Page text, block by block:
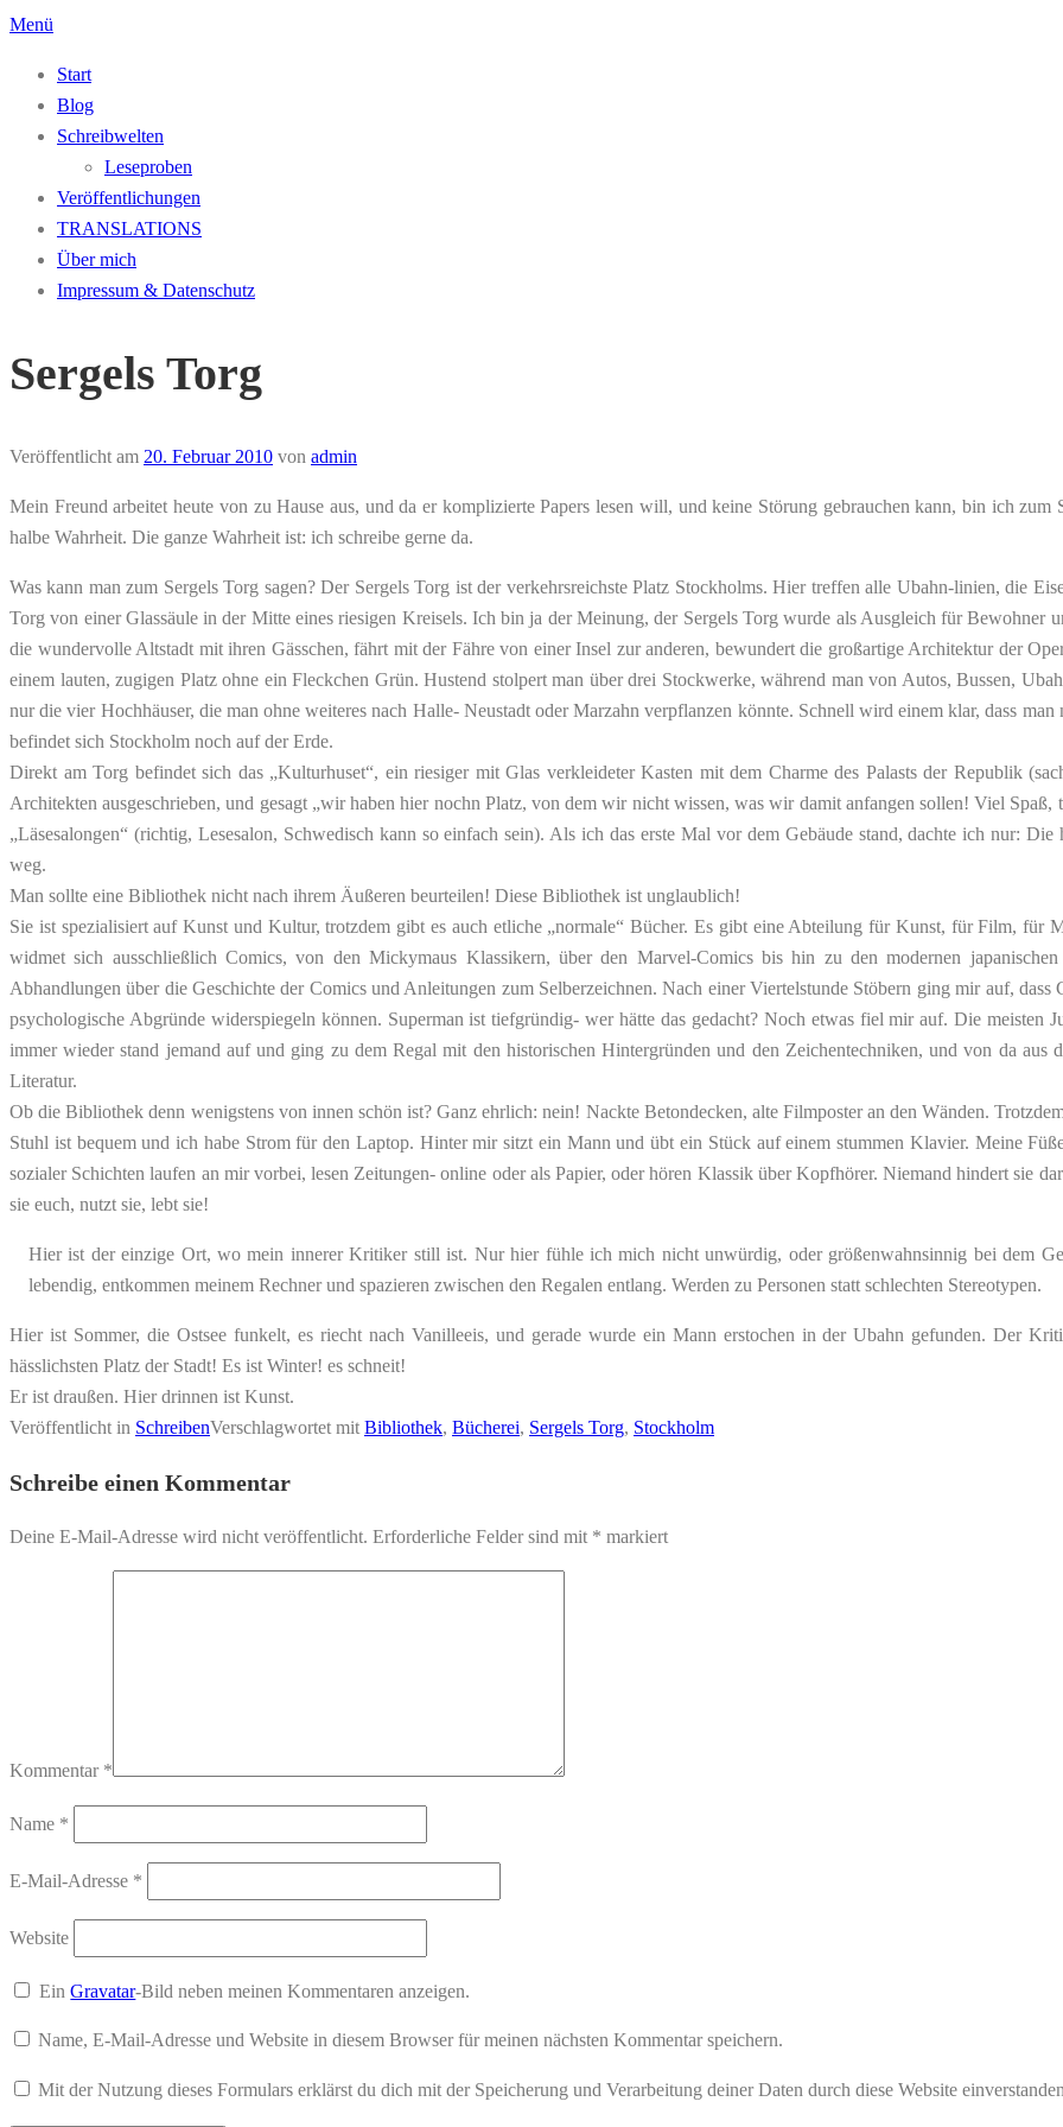
Zum
springen
Menü
Start
Blog
Schreibwelten
Leseproben
Veröffentlichungen
TRANSLATIONS
Über mich
Impressum & Datenschutz
Sergels Torg
Veröffentlicht am 20. Februar 2010 von admin
Mein Freund arbeitet heute von zu Hause aus, und da er komplizierte Papers lesen will, und keine Störung gebrauchen kann, bin ich
halbe Wahrheit. Die ganze Wahrheit ist: ich schreibe gerne da.
Was kann man zum Sergels Torg sagen? Der Sergels Torg ist der verkehrsreichste Platz Stockholms. Hier treffen alle Ubahn-linien, die
Torg von einer Glassäule in der Mitte eines riesigen Kreisels. Ich bin ja der Meinung, der Sergels Torg wurde als Ausgleich für Bewohner
die wundervolle Altstadt mit ihren Gässchen, fährt mit der Fähre von einer Insel zur anderen, bewundert die großartige Architektur der
einem lauten, zugigen Platz ohne ein Fleckchen Grün. Hustend stolpert man über drei Stockwerke, während man von Autos, Bussen,
nur die vier Hochhäuser, die man ohne weiteres nach Halle- Neustadt oder Marzahn verpflanzen könnte. Schnell wird einem klar, dass
befindet sich Stockholm noch auf der Erde.
Direkt am Torg befindet sich das „Kulturhuset“, ein riesiger mit Glas verkleideter Kasten mit dem Charme des Palasts der Republik
Architekten ausgeschrieben, und gesagt „wir haben hier nochn Platz, von dem wir nicht wissen, was wir damit anfangen sollen! Viel
„Läsesalongen“ (richtig, Lesesalon, Schwedisch kann so einfach sein). Als ich das erste Mal vor dem Gebäude stand, dachte ich nur:
weg.
Man sollte eine Bibliothek nicht nach ihrem Äußeren beurteilen! Diese Bibliothek ist unglaublich!
Sie ist spezialisiert auf Kunst und Kultur, trotzdem gibt es auch etliche „normale“ Bücher. Es gibt eine Abteilung für Kunst, für Film,
widmet sich ausschließlich Comics, von den Mickymaus Klassikern, über den Marvel-Comics bis hin zu den modernen
Abhandlungen über die Geschichte der Comics und Anleitungen zum Selberzeichnen. Nach einer Viertelstunde Stöbern ging mir auf,
psychologische Abgründe widerspiegeln können. Superman ist tiefgründig- wer hätte das gedacht? Noch etwas fiel mir auf. Die meisten
immer wieder stand jemand auf und ging zu dem Regal mit den historischen Hintergründen und den Zeichentechniken, und von da
Literatur.
Ob die Bibliothek denn wenigstens von innen schön ist? Ganz ehrlich: nein! Nackte Betondecken, alte Filmposter an den Wänden.
Stuhl ist bequem und ich habe Strom für den Laptop. Hinter mir sitzt ein Mann und übt ein Stück auf einem stummen Klavier. Meine
sozialer Schichten laufen an mir vorbei, lesen Zeitungen- online oder als Papier, oder hören Klassik über Kopfhörer. Niemand hindert sie
sie euch, nutzt sie, lebt sie!
Hier ist der einzige Ort, wo mein innerer Kritiker still ist. Nur hier fühle ich mich nicht unwürdig, oder größenwahnsinnig bei dem
lebendig, entkommen meinem Rechner und spazieren zwischen den Regalen entlang. Werden zu Personen statt schlechten Stereotypen.
Hier ist Sommer, die Ostsee funkelt, es riecht nach Vanilleeis, und gerade wurde ein Mann erstochen in der Ubahn gefunden. Der
hässlichsten Platz der Stadt! Es ist Winter! es schneit!
Er ist draußen. Hier drinnen ist Kunst.
Veröffentlicht in SchreibenVerschlagwortet mit Bibliothek, Bücherei, Sergels Torg, Stockholm
Schreibe einen Kommentar
Deine E-Mail-Adresse wird nicht veröffentlicht. Erforderliche Felder sind mit * markiert
Kommentar *
Name *
E-Mail-Adresse *
Website
EinGravatar-Bild neben meinen Kommentaren anzeigen.
Name, E-Mail-Adresse und Website in diesem Browser für meinen nächsten Kommentar speichern.
Mit der Nutzung dieses Formulars erklärst du dich mit der Speicherung und Verarbeitung deiner Daten durch diese Website